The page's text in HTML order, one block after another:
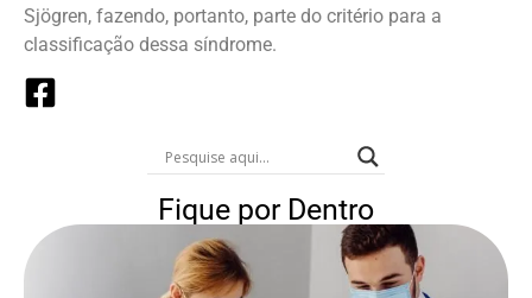
Sjögren, fazendo, portanto, parte do critério para a
classificação dessa síndrome.
Fique por Dentro